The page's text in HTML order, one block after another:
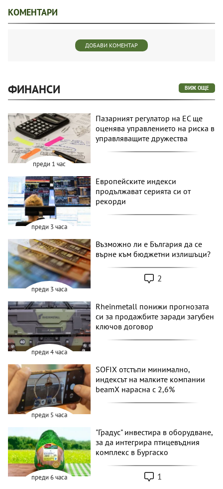
КОМЕНТАРИ
ДОБАВИ КОМЕНТАР
ФИНАНСИ ВИЖ ОЩЕ
преди 1 час
Пазарният регулатор на ЕС ще
оценява управлението на риска в
управляващите дружества
преди 3 часа
Европейските индекси
продължават серията си от
рекорди
преди 3 часа
Възможно ли е България да се
върне към бюджетни излишъци?
2
преди 4 часа
Rheinmetall понижи прогнозата
си за продажбите заради загубен
ключов договор
преди 5 часа
SOFIX отстъпи минимално,
индексът на малките компании
beamX нарасна с 2,6%
преди 6 часа
"Градус" инвестира в оборудване,
за да интегрира птицевъдния
комплекс в Бургаско
1